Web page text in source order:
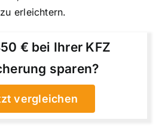
erleichtern.
€ bei Ihrer KFZ
sparen?
vergleichen